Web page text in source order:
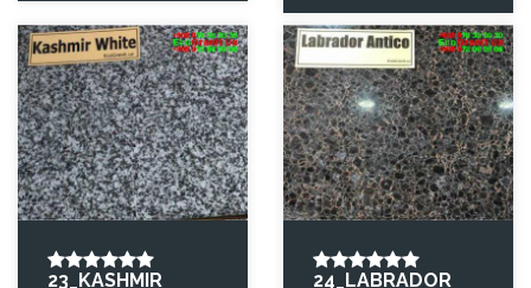
23_KASHMIR 24_LABRADOR